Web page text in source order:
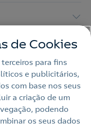
de Cookies
para fins
e publicitários,
com base nos seus
a criação de um
podendo
os seus dados